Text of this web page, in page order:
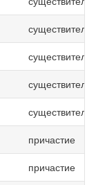
причастие
причастие